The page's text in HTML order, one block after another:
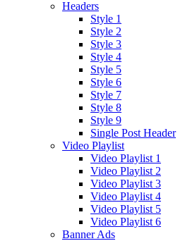
Headers
Style 1
Style 2
Style 3
Style 4
Style 5
Style 6
Style 7
Style 8
Style 9
Single Post Header
Video Playlist
Video Playlist 1
Video Playlist 2
Video Playlist 3
Video Playlist 4
Video Playlist 5
Video Playlist 6
Banner Ads